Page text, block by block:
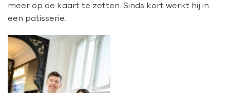
meer op de kaart te zetten. Sinds kort werkt hij in
een patisserie.